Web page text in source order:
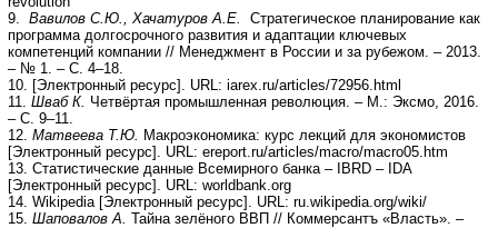
9. Вавилов С.Ю., Хачатуров А.Е. Стратегическое планирование как
программа долгосрочного развития и адаптации ключевых
компетенций компании // Менеджмент в России и за рубежом. – 2013.
– № 1. – С. 4–18.
10. [Электронный ресурс]. URL: iarex.ru/articles/72956.html
11. Шваб К. Четвёртая промышленная революция. – М.: Эксмо, 2016.
– С. 9–11.
12. Матвеева Т.Ю.
Макроэкономика: курс лекций для экономистов
[Электронный ресурс]. URL: ereport.ru/articles/macro/macro05.htm
13. Статистические данные Всемирного банка – IBRD – IDA
[Электронный ресурс]. URL: worldbank.org
14. Wikipedia [Электронный ресурс]. URL: ru.wikipedia.org/wiki/
15. Шаповалов А. Тайна зелёного ВВП // Коммерсантъ «Власть». –